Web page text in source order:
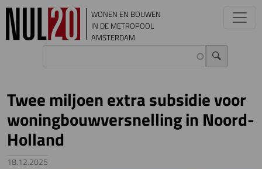
Overslaan en naar de inhoud gaan
WONEN EN BOUWEN
IN DE METROPOOL
AMSTERDAM
Twee miljoen extra subsidie voor
woningbouwversnelling in Noord-
Holland
18.12.2025